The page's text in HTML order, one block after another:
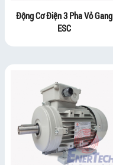
Động Cơ Điện 3 Pha Vỏ Gang
ESC